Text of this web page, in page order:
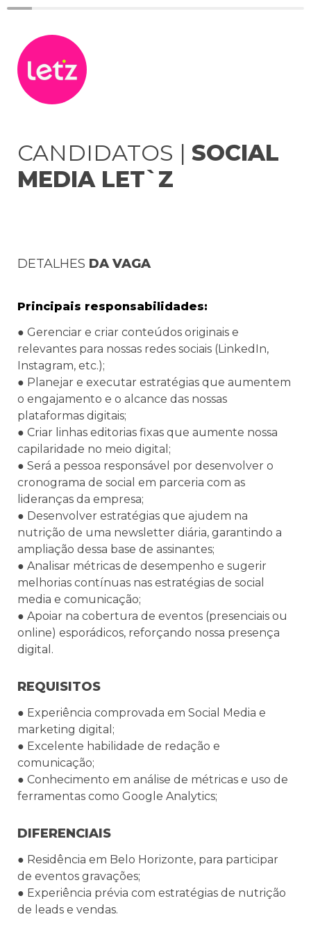
CANDIDATOS | SOCIAL
MEDIA LET`Z
DETALHES DA VAGA
Principais responsabilidades:
● Gerenciar e criar conteúdos originais e
relevantes para nossas redes sociais (LinkedIn,
Instagram, etc.);
● Planejar e executar estratégias que aumentem
o engajamento e o alcance das nossas
plataformas digitais;
● Criar linhas editorias fixas que aumente nossa
capilaridade no meio digital;
● Será a pessoa responsável por desenvolver o
cronograma de social em parceria com as
lideranças da empresa;
● Desenvolver estratégias que ajudem na
nutrição de uma newsletter diária, garantindo a
ampliação dessa base de assinantes;
● Analisar métricas de desempenho e sugerir
melhorias contínuas nas estratégias de social
media e comunicação;
● Apoiar na cobertura de eventos (presenciais ou
online) esporádicos, reforçando nossa presença
digital.
REQUISITOS
● Experiência comprovada em Social Media e
marketing digital;
● Excelente habilidade de redação e
comunicação;
● Conhecimento em análise de métricas e uso de
ferramentas como Google Analytics;
DIFERENCIAIS
● Residência em Belo Horizonte, para participar
de eventos gravações;
● Experiência prévia com estratégias de nutrição
de leads e vendas.